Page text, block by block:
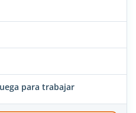
para trabajar